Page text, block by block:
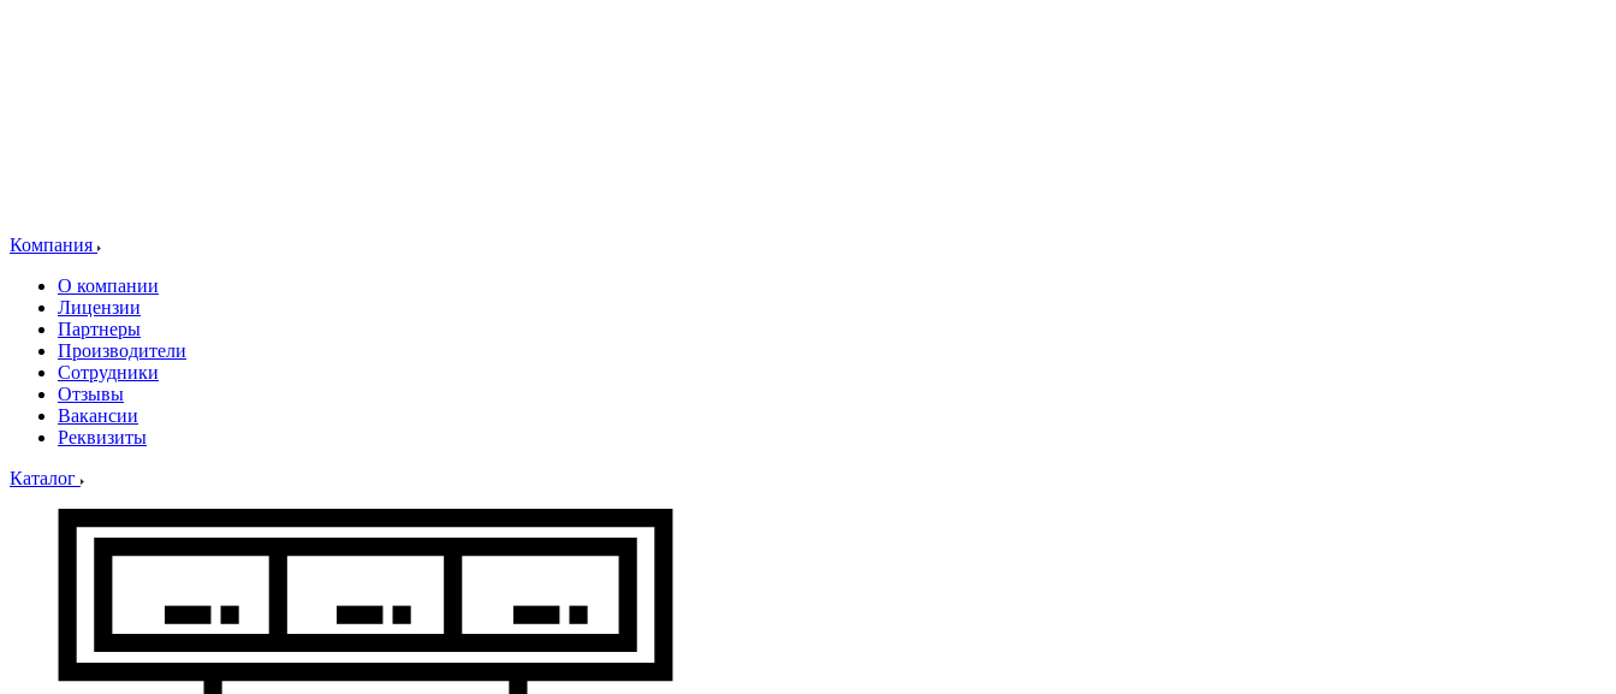
Компания
О компании
Лицензии
Партнеры
Производители
Сотрудники
Отзывы
Вакансии
Реквизиты
Каталог